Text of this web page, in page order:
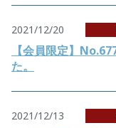
2021/12/20
【会員限定】
た。
2021/12/13